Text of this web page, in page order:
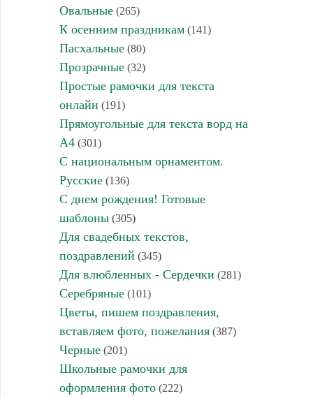
Овальные(265)
К осенним праздникам(141)
Пасхальные(80)
Прозрачные(32)
Простые рамочки для текста
онлайн (191)
Прямоугольные для текста ворд на
А4(301)
С национальным орнаментом.
Русские(136)
С днем рождения! Готовые
шаблоны(305)
Для свадебных текстов,
поздравлений (345)
Для влюбленных - Сердечки (281)
Серебряные(101)
Цветы, пишем поздравления,
вставляем фото, пожелания(387)
Черные(201)
Школьные рамочки для
оформления фото(222)